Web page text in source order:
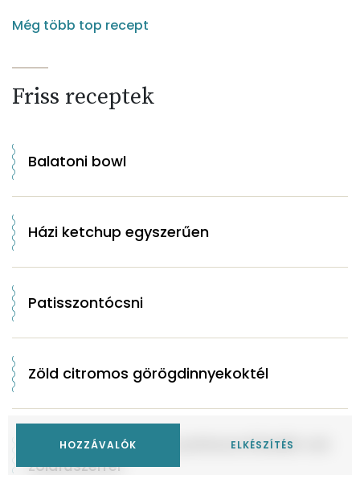
HOZZÁVALÓK ELKÉSZÍTÉS
Még több top recept
Friss receptek
Balatoni bowl
Házi ketchup egyszerűen
Patisszontócsni
Zöld citromos görögdinnyekoktél
Citromos-joghurtos patisszonfőzelék sok
zöldfűszerrel